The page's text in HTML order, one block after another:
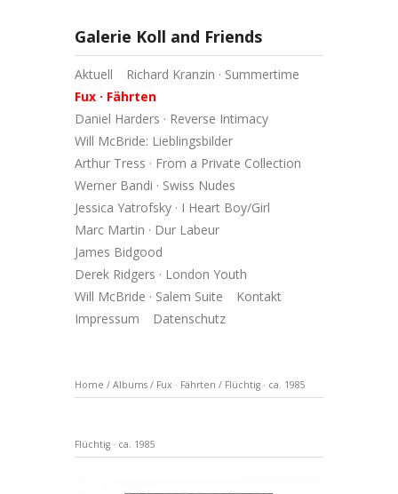
Galerie Koll and Friends
Aktuell
Richard Kranzin · Summertime
Fux · Fährten
Daniel Harders · Reverse Intimacy
Will McBride: Lieblingsbilder
Arthur Tress · From a Private Collection
Werner Bandi · Swiss Nudes
Jessica Yatrofsky · I Heart Boy/Girl
Marc Martin · Dur Labeur
James Bidgood
Derek Ridgers · London Youth
Will McBride · Salem Suite
Kontakt
Impressum
Datenschutz
Home / Albums / Fux · Fährten / Flüchtig · ca. 1985
Flüchtig · ca. 1985